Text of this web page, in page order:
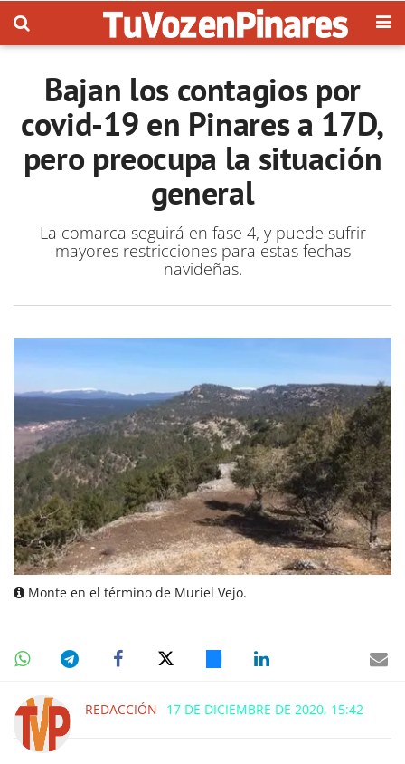
Bajan los contagios por
covid-19 en Pinares a 17D,
pero preocupa la situación
general
La comarca seguirá en fase 4, y puede sufrir
mayores restricciones para estas fechas
navideñas.
Monte en el término de Muriel Vejo.
REDACCIÓN 17 DE DICIEMBRE DE 2020, 15:42